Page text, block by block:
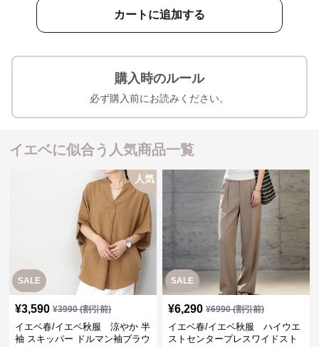
カートに追加する
購入時のルール
必ず購入前にお読みください。
イエベに似合う人気商品一覧
SALE
人気
¥3,590 ¥3990(割引前)
イエベ春/イエベ秋服 涼やか 半
袖 スキッパー ドルマン袖ブラウ
SALE
¥6,290 ¥6990(割引前)
イエベ春/イエベ秋服 ハイウエ
ストセンタープレスワイドスト